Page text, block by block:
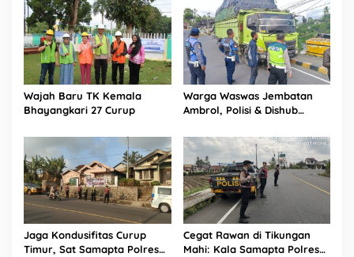
Wajah Baru TK Kemala
Bhayangkari 27 Curup
Warga Waswas Jembatan
Ambrol, Polisi & Dishub
Truk Overload yang
‘Ngetem’ di Sambe Baru
Jaga Kondusifitas Curup
Timur, Sat Samapta Polres
Cegat Rawan di Tikungan
Mahi: Kala Samapta Polres